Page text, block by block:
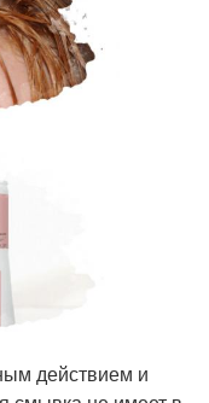
действием и